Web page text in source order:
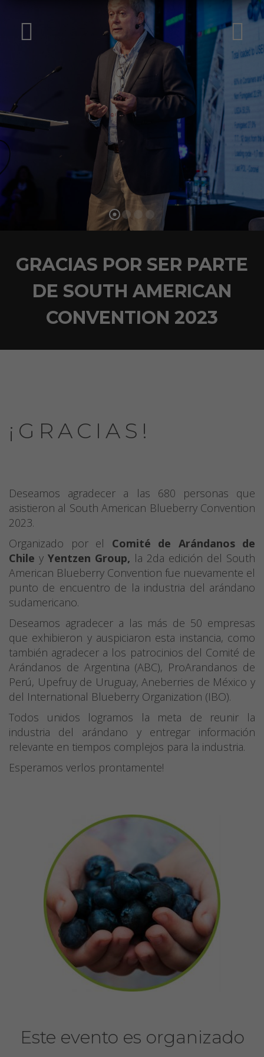
GRACIAS POR SER PARTE
DE SOUTH AMERICAN
CONVENTION 2023
¡GRACIAS!
Deseamos agradecer a las 680 personas que
asistieron al South American Blueberry Convention
2023.
Organizado por el Comité de Arándanos de
Chile y Yentzen Group, la 2da edición del South
American Blueberry Convention fue nuevamente el
punto de encuentro de la industria del arándano
sudamericano.
Deseamos agradecer a las más de 50 empresas
que exhibieron y auspiciaron esta instancia, como
también agradecer a los patrocinios del Comité de
Arándanos de Argentina (ABC), ProArandanos de
Perú, Upefruy de Uruguay, Aneberries de México y
del International Blueberry Organization (IBO).
Todos unidos logramos la meta de reunir la
industria del arándano y entregar información
relevante en tiempos complejos para la industria.
Esperamos verlos prontamente!
Este evento es organizado